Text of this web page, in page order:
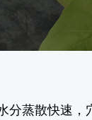
分蒸散快速